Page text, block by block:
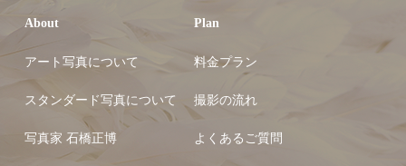
About
アート写真について
スタンダード写真について
写真家 石橋正博
Plan
料金プラン
撮影の流れ
よくあるご質問